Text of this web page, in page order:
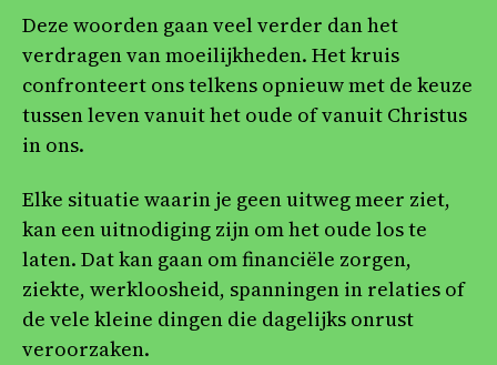
Deze woorden gaan veel verder dan het
verdragen van moeilijkheden. Het kruis
confronteert ons telkens opnieuw met de keuze
tussen leven vanuit het oude of vanuit Christus
in ons.
Elke situatie waarin je geen uitweg meer ziet,
kan een uitnodiging zijn om het oude los te
laten. Dat kan gaan om financiële zorgen,
ziekte, werkloosheid, spanningen in relaties of
de vele kleine dingen die dagelijks onrust
veroorzaken.